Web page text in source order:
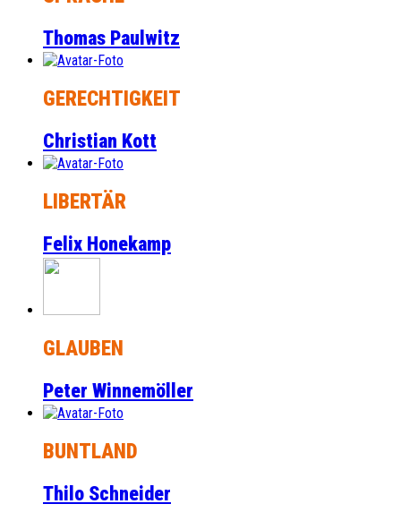
Thomas Paulwitz
GERECHTIGKEIT
Christian Kott
LIBERTÄR
Felix Honekamp
GLAUBEN
Peter Winnemöller
BUNTLAND
Thilo Schneider